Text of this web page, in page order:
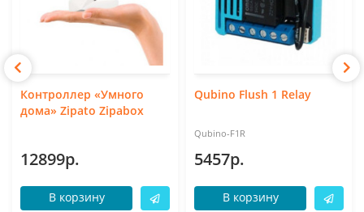
Контроллер «Умного
дома» Zipato Zipabox
12899р.
В корзину
Qubino Flush 1 Relay
Qubino-F1R
5457р.
В корзину